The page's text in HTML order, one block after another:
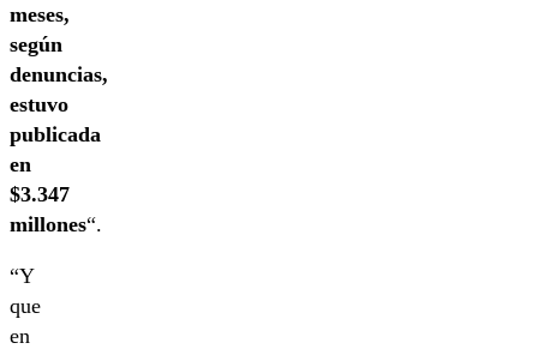
meses,
según
denuncias,
estuvo
publicada
en
$3.347
millones“.
“Y
que
en